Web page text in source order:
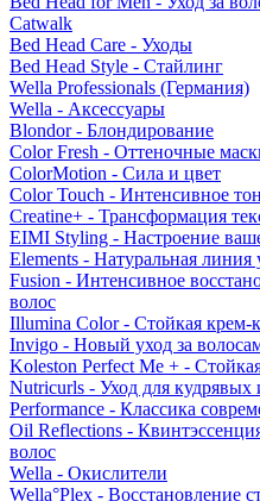
Catwalk
Bed Head Care - Уходы
Bed Head Style - Стайлинг
Wella Professionals (Германия)
Wella - Аксессуары
Blondor - Блондирование
Color Fresh - Оттеночные
ColorMotion - Сила и цвет
Color Touch - Интенсивное
Creatine+ - Трансформация
EIMI Styling - Настроение
Elements - Натуральная линия
Fusion - Интенсивное
волос
Illumina Color - Стойкая крем-
Invigo - Новый уход за
Koleston Perfect Me + -
Nutricurls - Уход для
Performance - Классика
Oil Reflections -
волос
Wella - Окислители
Wella°Plex - Восстановление